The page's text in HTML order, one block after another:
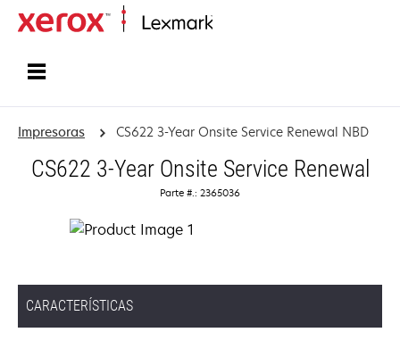
Impresoras CS622 3-Year Onsite Service Renewal NBD
CS622 3-Year Onsite Service Renewal
Parte #.: 2365036
CARACTERÍSTICAS